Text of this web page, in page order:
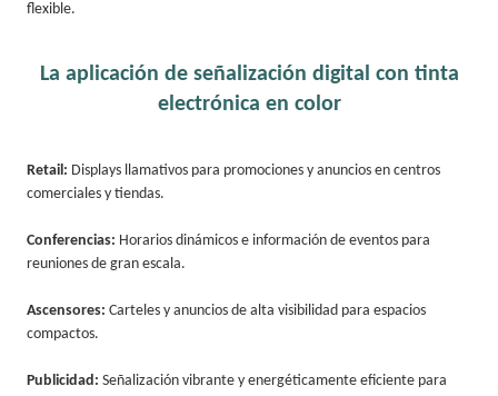
flexible.
La aplicación de señalización digital con tinta
electrónica en color
Retail: Displays llamativos para promociones y anuncios en centros
comerciales y tiendas.
Conferencias: Horarios dinámicos e información de eventos para
reuniones de gran escala.
Ascensores: Carteles y anuncios de alta visibilidad para espacios
compactos.
Publicidad: Señalización vibrante y energéticamente eficiente para